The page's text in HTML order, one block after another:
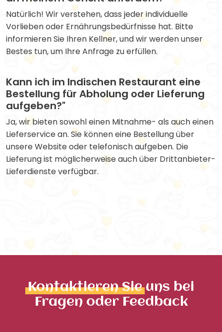
Natürlich! Wir verstehen, dass jeder individuelle
Vorlieben oder Ernährungsbedürfnisse hat. Bitte
informieren Sie Ihren Kellner, und wir werden unser
Bestes tun, um Ihre Anfrage zu erfüllen.
Kann ich im Indischen Restaurant eine
Bestellung für Abholung oder Lieferung
aufgeben?"
Ja, wir bieten sowohl einen Mitnahme- als auch einen
Lieferservice an. Sie können eine Bestellung über
unsere Website oder telefonisch aufgeben. Die
Lieferung ist möglicherweise auch über Drittanbieter-
Lieferdienste verfügbar.
Kontaktieren Sieuns bei
Fragen oder Feedback